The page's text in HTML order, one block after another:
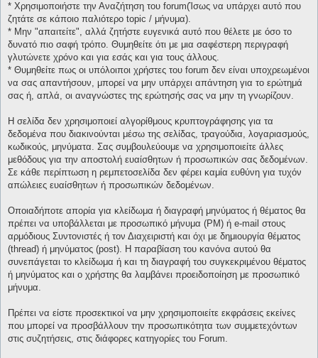
* Χρησιμοποιήστε την Αναζήτηση του forum(Ίσως να υπάρχει αυτό που
ζητάτε σε κάποιο παλιότερο topic / μήνυμα).
* Μην "απαιτείτε", αλλά ζητήστε ευγενικά αυτό που θέλετε με όσο το
δυνατό πιο σαφή τρόπο. Θυμηθείτε ότι με μια σαφέστερη περιγραφή
γλυτώνετε χρόνο και για εσάς και για τους άλλους.
* Θυμηθείτε πως οι υπόλοιποι χρήστες του forum δεν είναι υποχρεωμένοι
να σας απαντήσουν, μπορεί να μην υπάρχει απάντηση για το ερώτημά
σας ή, απλά, οι αναγνώστες της ερώτησής σας να μην τη γνωρίζουν.
Η σελίδα δεν χρησιμοποιεί αλγορίθμους κρυπτογράφησης για τα
δεδομένα που διακινούνται μέσω της σελίδας, τραγούδια, λογαριασμούς,
κωδικούς, μηνύματα. Σας συμβουλεύουμε να χρησιμοποιείτε άλλες
μεθόδους για την αποστολή ευαίσθητων ή προσωπικών σας δεδομένων.
Σε κάθε περίπτωση η ρεμπετοσελίδα δεν φέρει καμία ευθύνη για τυχόν
απώλειες ευαίσθητων ή προσωπικών δεδομένων.
Οποιαδήποτε απορία για κλείδωμα ή διαγραφή μηνύματος ή θέματος θα
πρέπει να υποβάλλεται με προσωπικό μήνυμα (PM) ή e-mail στους
αρμόδιους Συντονιστές ή τον Διαχειριστή και όχι με δημιουργία θέματος
(thread) ή μηνύματος (post). Η παραβίαση του κανόνα αυτού θα
συνεπάγεται το κλείδωμα ή και τη διαγραφή του συγκεκριμένου θέματος
ή μηνύματος και ο χρήστης θα λαμβάνει προειδοποίηση με προσωπικό
μήνυμα.
Πρέπει να είστε προσεκτικοί να μην χρησιμοποιείτε εκφράσεις εκείνες
που μπορεί να προσβάλλουν την προσωπικότητα των συμμετεχόντων
στις συζητήσεις, στις διάφορες κατηγορίες του Forum.